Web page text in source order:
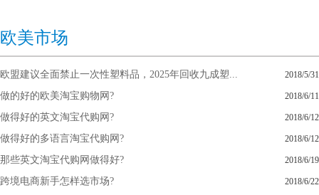
欧美市场
欧盟建议全面禁止一次性塑料品，2025年回收九成塑... 2018/5/31
做的好的欧美淘宝购物网? 2018/6/11
做得好的英文淘宝代购网? 2018/6/12
做得好的多语言淘宝代购网? 2018/6/12
那些英文淘宝代购网做得好? 2018/6/19
跨境电商新手怎样选市场? 2018/6/22